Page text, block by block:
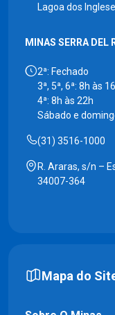
Lagoa dos
MINAS SERRA DEL
2ª: Fechado
3ª, 5ª, 6ª: 8h às
4ª: 8h às 22h
Sábado e
(31) 3516-1000
R. Araras, s/n –
34007-364
Mapa do